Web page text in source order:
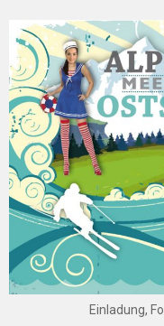
Einladung,